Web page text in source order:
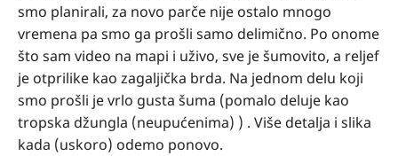
smo planirali, za novo parče nije ostalo mnogo
vremena pa smo ga prošli samo delimično. Po onome
što sam video na mapi i uživo, sve je šumovito, a reljef
je otprilike kao zagaljička brda. Na jednom delu koji
smo prošli je vrlo gusta šuma (pomalo deluje kao
tropska džungla (neupućenima) ) . Više detalja i slika
kada (uskoro) odemo ponovo.